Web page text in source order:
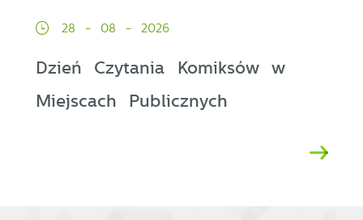
28 - 08 - 2026
Dzień Czytania Komiksów w
Miejscach Publicznych